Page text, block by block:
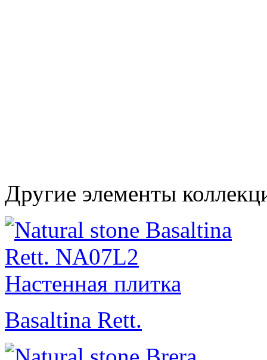
Другие элементы
Basaltina Rett.